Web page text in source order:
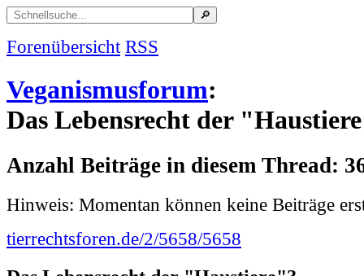
Forenübersicht RSS
Veganismusforum:
Das Lebensrecht der
Anzahl Beiträge in diesem Thread:
Hinweis: Momentan können keine Beiträge
tierrechtsforen.de/2/5658/5658